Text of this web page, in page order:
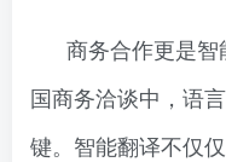
商务合作更是
国商务洽谈中，语
键。智能翻译不仅